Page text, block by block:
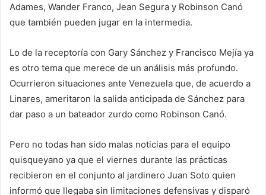
Adames, Wander Franco, Jean Segura y Robinson Canó
que también pueden jugar en la intermedia.
Lo de la receptoría con Gary Sánchez y Francisco Mejía ya
es otro tema que merece de un análisis más profundo.
Ocurrieron situaciones ante Venezuela que, de acuerdo a
Linares, ameritaron la salida anticipada de Sánchez para
dar paso a un bateador zurdo como Robinson Canó.
Pero no todas han sido malas noticias para el equipo
quisqueyano ya que el viernes durante las prácticas
recibieron en el conjunto al jardinero Juan Soto quien
informó que llegaba sin limitaciones defensivas y disparó